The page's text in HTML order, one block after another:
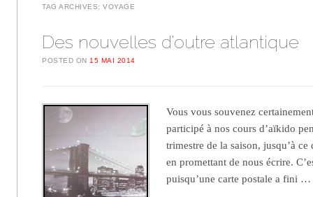
TAG ARCHIVES:VOYAGE
Des nouvelles d’outre atlantique
POSTED ON15 MAI 2014
Vous vous souvenez
participé à nos cours d’aïkido
trimestre de la saison, jusqu’à
en promettant de nous écrire.
puisqu’une carte postale a fini